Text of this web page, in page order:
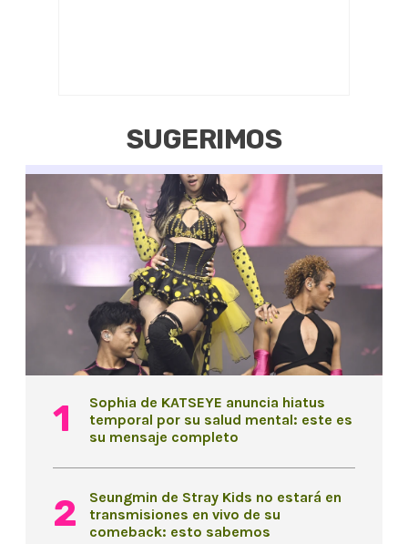
SUGERIMOS
Sophia de KATSEYE anuncia hiatus
temporal por su salud mental: este es
su mensaje completo
Seungmin de Stray Kids no estará en
transmisiones en vivo de su
comeback: esto sabemos